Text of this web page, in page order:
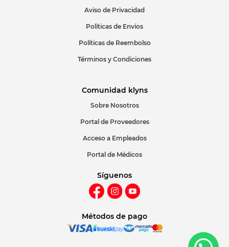
Aviso de Privacidad
Políticas de Envíos
Políticas de Reembolso
Términos y Condiciones
Comunidad klyns
Sobre Nosotros
Portal de Proveedores
Acceso a Empleados
Portal de Médicos
Síguenos
Métodos de pago